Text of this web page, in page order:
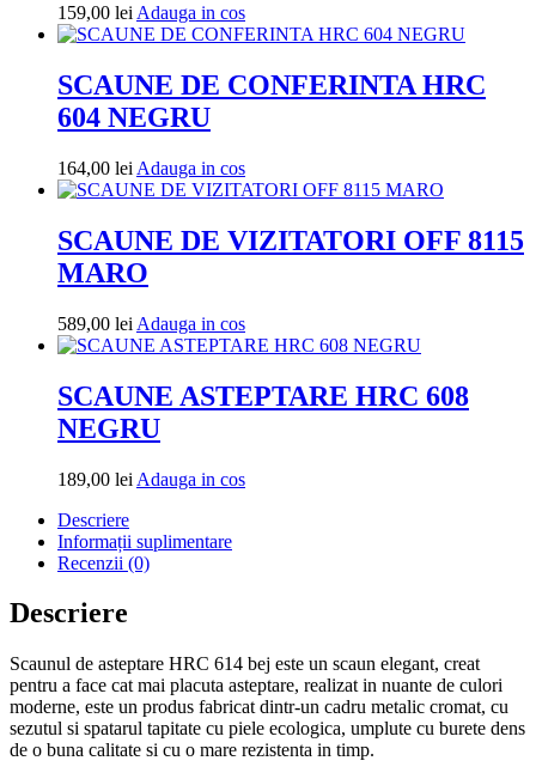
159,00 lei Adauga in cosAdauga
in
SCAUNE DE CONFERINTA HRC
604 NEGRU
164,00 lei Adauga in cosAdauga
in
SCAUNE DE VIZITATORI OFF 8115
MARO
589,00 lei Adauga in cosAdauga
in
SCAUNE ASTEPTARE HRC 608
NEGRU
189,00 lei Adauga in cosAdauga
Descriere
Informații suplimentare
Recenzii (0)
Descriere
Scaunul de asteptare HRC 614 bej este un scaun elegant, creat
pentru a face cat mai placuta asteptare, realizat in nuante de culori
moderne, este un produs fabricat dintr-un cadru metalic cromat, cu
sezutul si spatarul tapitate cu piele ecologica, umplute cu burete dens
de o buna calitate si cu o mare rezistenta in timp.